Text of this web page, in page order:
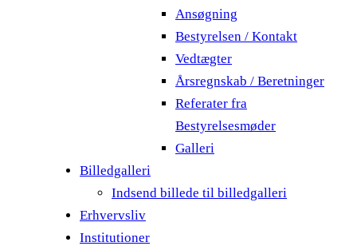
Ansøgning
Bestyrelsen / Kontakt
Vedtægter
Årsregnskab / Beretninger
Referater fra
Bestyrelsesmøder
Galleri
Billedgalleri
Indsend billede til billedgalleri
Erhvervsliv
Institutioner